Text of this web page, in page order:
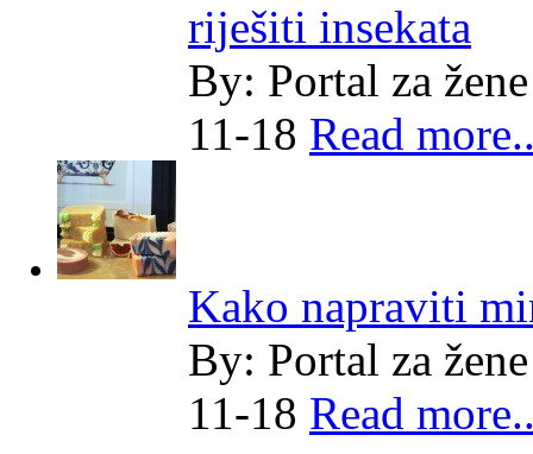
riješiti insekata
By: Portal za žene
11-18 Read
Kako napraviti
By: Portal za žene
11-18 Read